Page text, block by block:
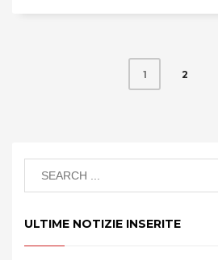
1 2
ULTIME NOTIZIE INSERITE